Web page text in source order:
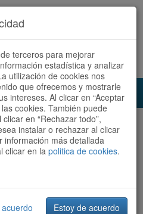
Español | Català
Ordenar por: Más recientes /
terceros para mejorar
estadística y analizar
utilización de cookies nos
que ofrecemos y mostrarle
intereses. Al clicar en “Aceptar
cookies. También puede
en “Rechazar todo”,
instalar o rechazar al clicar
información más detallada
clicar en la politica de cookies.
Estoy de acuerdo